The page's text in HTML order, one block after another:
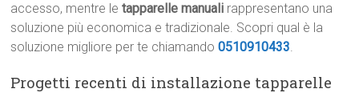
accesso, mentre letapparelle manuali rappresentano una
soluzione più economica e tradizionale. Scopri qual è la
soluzione migliore per te chiamando0510910433.
Progetti recenti di installazione tapparelle